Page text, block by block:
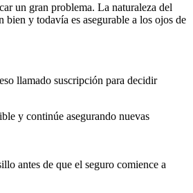
un gran problema. La naturaleza del
bien y todavía es asegurable a los ojos de
llamado suscripción para decidir
y continúe asegurando nuevas
antes de que el seguro comience a